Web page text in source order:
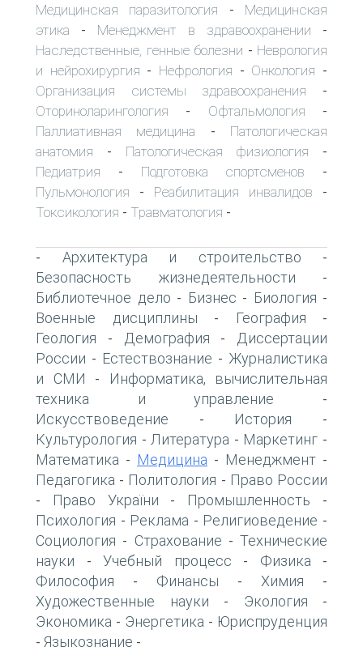
Медицинская паразитология - Медицинская
этика - Менеджмент в здравоохранении -
Наследственные, генные болезни - Неврология
и нейрохирургия - Нефрология - Онкология -
Организация системы здравоохранения -
Оториноларингология - Офтальмология -
Паллиативная медицина - Патологическая
анатомия - Патологическая физиология -
Педиатрия - Подготовка спортсменов -
Пульмонология - Реабилитация инвалидов -
Токсикология - Травматология -
- Архитектура и строительство -
Безопасность жизнедеятельности -
Библиотечное дело - Бизнес - Биология -
Военные дисциплины - География -
Геология - Демография -
Диссертации
России - Естествознание - Журналистика
и СМИ -
Информатика, вычислительная
техника и управление -
Искусствоведение - История -
Культурология - Литература - Маркетинг -
Математика - Медицина - Менеджмент -
Педагогика - Политология - Право России
- Право України - Промышленность -
Психология - Реклама - Религиоведение -
Социология - Страхование - Технические
науки - Учебный процесс - Физика -
Философия - Финансы - Химия -
Художественные науки - Экология -
Экономика - Энергетика - Юриспруденция
- Языкознание -